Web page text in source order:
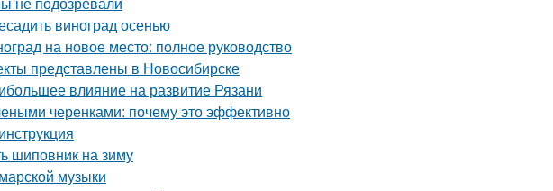
виноград осенью
на новое место: полное руководство
представлены в Новосибирске
влияние на развитие Рязани
черенками: почему это эффективно
шиповник на зиму
музыки